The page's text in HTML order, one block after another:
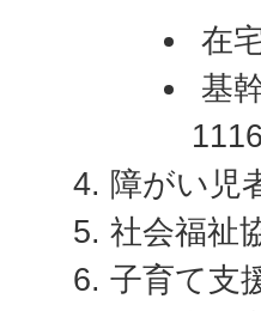
在
基
1116
障がい児
社会福祉
子育て支